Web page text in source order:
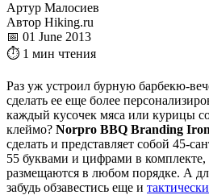
Артур Малосиев
Автор Hiking.ru
📅 01 June 2013
⏱ 1 мин чтения
Раз уж устроил бурную барбекю-
сделать ее еще более
каждый кусочек мяса или курицы
клеймо? Norpro BBQ Branding Iron
сделать и представляет собой 45-
55 буквами и цифрами в комплекте,
размещаются в любом порядке. А
забудь обзавестись еще и